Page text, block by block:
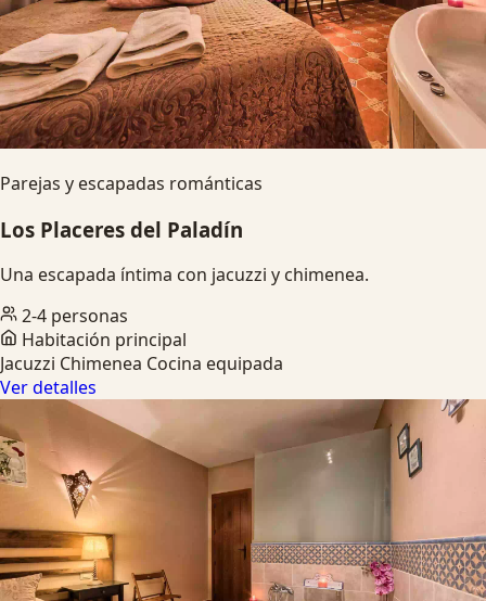
Parejas y escapadas románticas
Los Placeres del Paladín
Una escapada íntima con jacuzzi y chimenea.
2-4 personas
Habitación principal
Jacuzzi Chimenea Cocina equipada
Ver detalles